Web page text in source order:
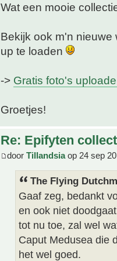
Wat een mooie
Bekijk ook m'n
up te loaden
-> Gratis foto's
Groetjes!
Re: Epifyten
door Tillandsiaop 24 sep
The Flying
Gaaf zeg, bedankt
en ook niet doodgaat
tot nu toe, zal wel
Caput Medusea die
het wel goed.